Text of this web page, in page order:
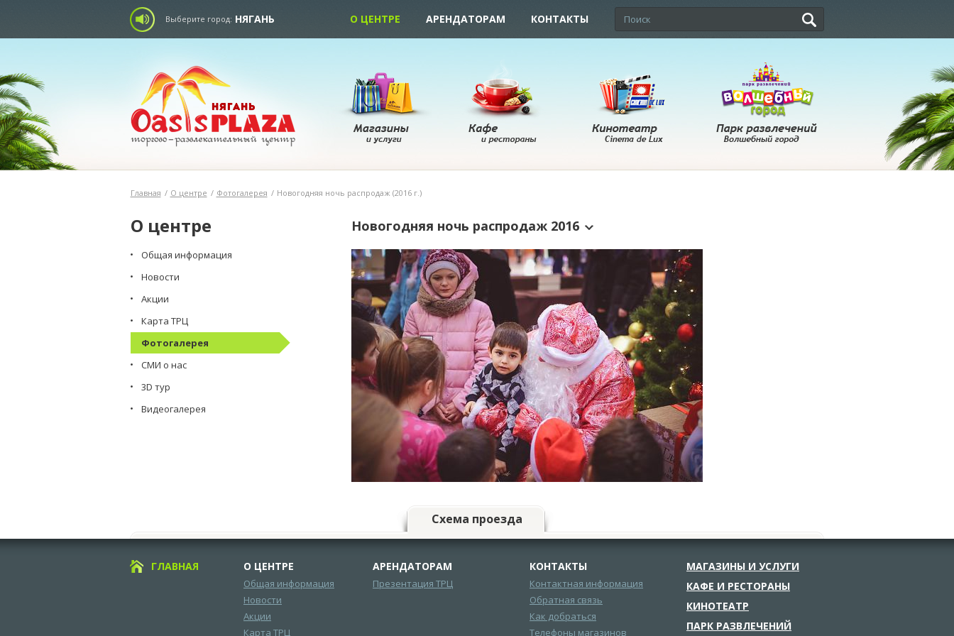
Выберите город: НЯГАНЬ О ЦЕНТРЕ АРЕНДАТОРАМ КОНТАКТЫ
Главная / О центре / Фотогалерея / Новогодняя ночь распродаж (2016 г.)
О центре
Общая информация
Новости
Акции
Карта ТРЦ
Фотогалерея
СМИ о нас
3D тур
Видеогалерея
Новогодняя ночь распродаж 2016
Схема проезда
ГЛАВНАЯ О ЦЕНТРЕ
Общая информация
Новости
Акции
Карта ТРЦ
АРЕНДАТОРАМ
Презентация ТРЦ
КОНТАКТЫ
Контактная информация
Обратная связь
Как добраться
Телефоны магазинов
МАГАЗИНЫ И УСЛУГИ
КАФЕ И РЕСТОРАНЫ
КИНОТЕАТР
ПАРК РАЗВЛЕЧЕНИЙ